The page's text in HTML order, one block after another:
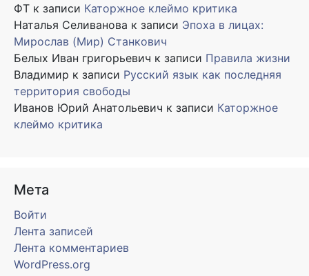
ФТ к записи Каторжное клеймо критика
Наталья Селиванова к записи Эпоха в лицах:
Мирослав (Мир) Станкович
Белых Иван григорьевич к записи Правила жизни
Владимир к записи Русский язык как последняя
территория свободы
Иванов Юрий Анатольевич к записи Каторжное
клеймо критика
Мета
Войти
Лента записей
Лента комментариев
WordPress.org